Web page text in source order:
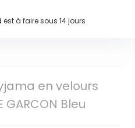
est à faire sous 14 jours
en velours
GARCON Bleu